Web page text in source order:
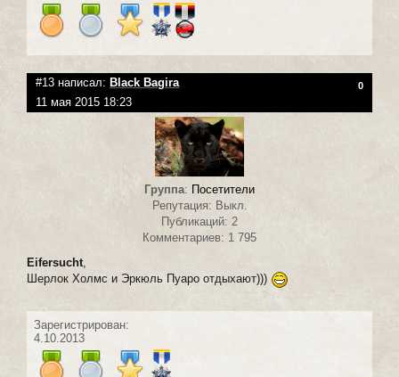
#13 написал: Black Bagira 0
11 мая 2015 18:23
Группа: Посетители
Репутация: Выкл.
Публикаций: 2
Комментариев: 1 795
Eifersucht
Шерлок Холмс и Эркюль Пуаро отдыхают)))
Зарегистрирован:
4.10.2013